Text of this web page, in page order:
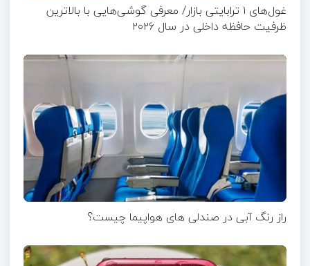
غول‌های ۱ ترابایتی بازار/ معرفی گوشی‌هایی با بالاترین
ظرفیت حافظه داخلی در سال ۲۰۲۶
راز رنگ آبی در صندلی های هواپیما چیست؟